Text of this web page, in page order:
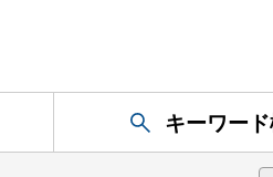
キーワー